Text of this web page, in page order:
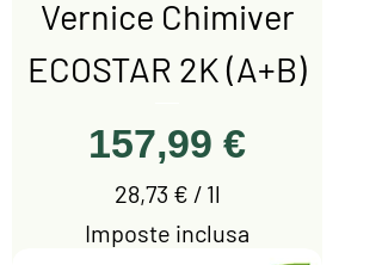
t
r
o
Vernice Chimiver
ECOSTAR 2K (A+B)
Prezzo
157,99 €
28,73 € / 1l
2
Imposte inclusa